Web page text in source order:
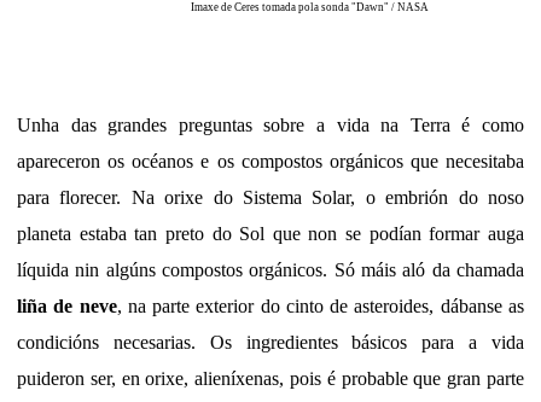
Imaxe de Ceres tomada pola sonda "Dawn" / NASA
Unha das grandes preguntas sobre a vida na Terra é como
apareceron os océanos e os compostos orgánicos que necesitaba
para florecer. Na orixe do Sistema Solar, o embrión do noso
planeta estaba tan preto do Sol que non se podían formar auga
líquida nin algúns compostos orgánicos. Só máis aló da chamada
liña de neve, na parte exterior do cinto de asteroides, dábanse as
condicións necesarias. Os ingredientes básicos para a vida
puideron ser, en orixe, alieníxenas, pois é probable que gran parte